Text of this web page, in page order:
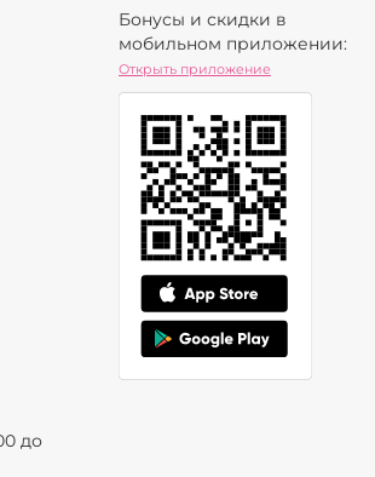
Бонусы и скидки в
мобильном приложении:
Открыть приложение
до